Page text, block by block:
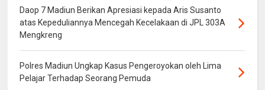
Daop 7 Madiun Berikan Apresiasi kepada Aris Susanto
atas Kepeduliannya Mencegah Kecelakaan di JPL 303A
Mengkreng
Polres Madiun Ungkap Kasus Pengeroyokan oleh Lima
Pelajar Terhadap Seorang Pemuda